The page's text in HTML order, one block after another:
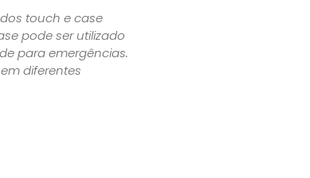
touch e case
pode ser utilizado
para emergências.
diferentes